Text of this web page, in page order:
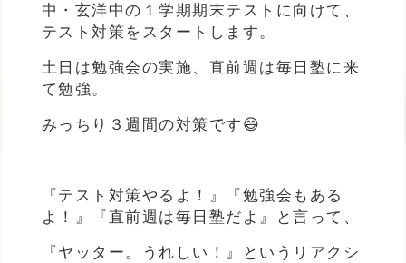
中・玄洋中の１学期期末テストに向けて、
テスト対策をスタートします。
土日は勉強会の実施、直前週は毎日塾に来
て勉強。
みっちり３週間の対策です😄
『テスト対策やるよ！』『勉強会もある
よ！』『直前週は毎日塾だよ』と言って、
『ヤッター。うれしい！』というリアクシ